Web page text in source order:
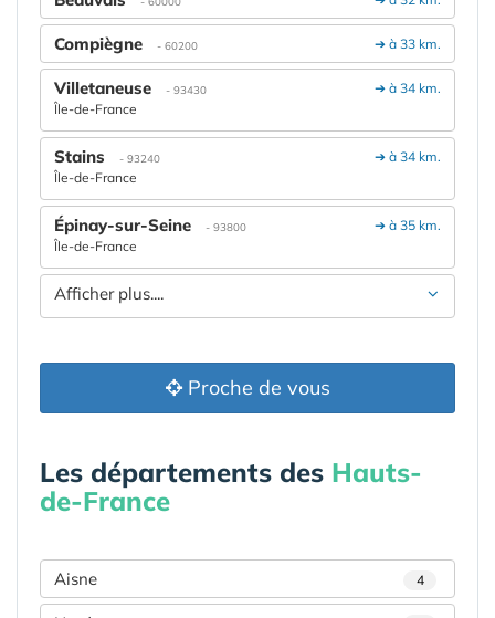
➔ à 33 km.
Compiègne - 60200
➔ à 34 km.
Villetaneuse - 93430
Île-de-France
➔ à 34 km.
Stains - 93240
Île-de-France
➔ à 35 km.
Épinay-sur-Seine - 93800
Île-de-France
Afficher plus....
Proche de vous
Les départements des Hauts-
de-France
Aisne 4